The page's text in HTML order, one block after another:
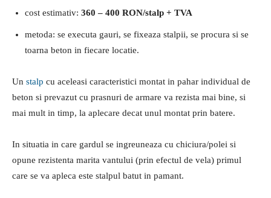
cost estimativ: 360 – 400 RON/stalp + TVA
metoda: se executa gauri, se fixeaza stalpii, se procura si se
toarna beton in fiecare locatie.
Un stalp cu aceleasi caracteristici montat in pahar individual de
beton si prevazut cu prasnuri de armare va rezista mai bine, si
mai mult in timp, la aplecare decat unul montat prin batere.
In situatia in care gardul se ingreuneaza cu chiciura/polei si
opune rezistenta marita vantului (prin efectul de vela) primul
care se va apleca este stalpul batut in pamant.